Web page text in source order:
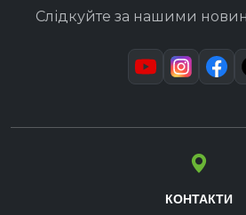
Слідкуйте за нашими
КОНТАКТИ